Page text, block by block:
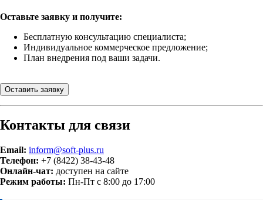
Оставьте заявку и получите:
Бесплатную консультацию специалиста;
Индивидуальное коммерческое предложение;
План внедрения под ваши задачи.
Оставить заявку
Контакты для связи
Email: inform@soft-plus.ru
Телефон: +7 (8422) 38-43-48
Онлайн-чат: доступен на сайте
Режим работы: Пн-Пт с 8:00 до 17:00